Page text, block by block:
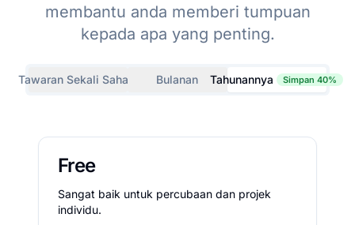
membantu anda memberi tumpuan
kepada apa yang penting.
Tawaran Sekali Sahaja Bulanan Tahunannya Simpan 40%
Free
Sangat baik untuk percubaan dan projek
individu.